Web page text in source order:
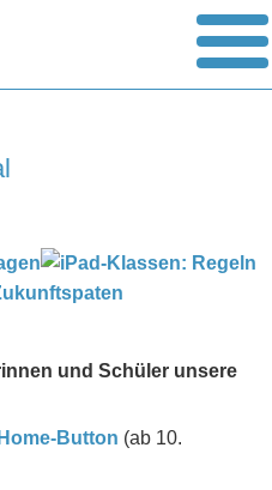
und Schüler unsere
Button (ab 10.